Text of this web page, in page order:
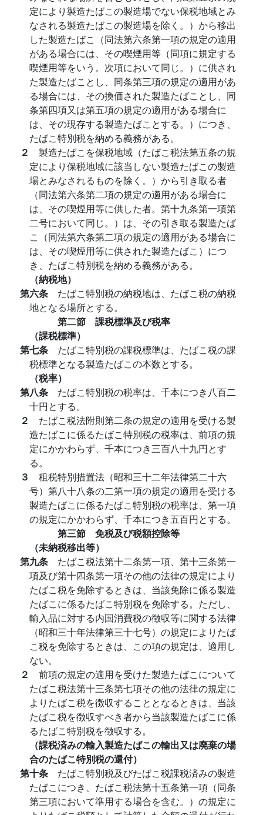
定により製造たばこの製造場でない保税地域とみ
なされる製造たばこの製造場を除く。）から移出
した製造たばこ（同法第六条第一項の規定の適用
がある場合には、その喫煙用等（同項に規定する
喫煙用等をいう。次項において同じ。）に供され
た製造たばことし、同条第三項の規定の適用があ
る場合には、その換価された製造たばことし、同
条第四項又は第五項の規定の適用がある場合に
は、その現存する製造たばことする。）につき、
たばこ特別税を納める義務がある。
２ 製造たばこを保税地域（たばこ税法第五条の規
定により保税地域に該当しない製造たばこの製造
場とみなされるものを除く。）から引き取る者
（同法第六条第二項の規定の適用がある場合に
は、その喫煙用等に供した者。第十九条第一項第
二号において同じ。）は、その引き取る製造たば
こ（同法第六条第二項の規定の適用がある場合に
は、その喫煙用等に供された製造たばこ）につ
き、たばこ特別税を納める義務がある。
（納税地）
第六条 たばこ特別税の納税地は、たばこ税の納税
地となる場所とする。
第二節 課税標準及び税率
（課税標準）
第七条 たばこ特別税の課税標準は、たばこ税の課
税標準となる製造たばこの本数とする。
（税率）
第八条 たばこ特別税の税率は、千本につき八百二
十円とする。
２ たばこ税法附則第二条の規定の適用を受ける製
造たばこに係るたばこ特別税の税率は、前項の規
定にかかわらず、千本につき三百八十九円とす
る。
３ 租税特別措置法（昭和三十二年法律第二十六
号）第八十八条の二第一項の規定の適用を受ける
製造たばこに係るたばこ特別税の税率は、第一項
の規定にかかわらず、千本につき五百円とする。
第三節 免税及び税額控除等
（未納税移出等）
第九条 たばこ税法第十二条第一項、第十三条第一
項及び第十四条第一項その他の法律の規定により
たばこ税を免除するときは、当該免除に係る製造
たばこに係るたばこ特別税を免除する。ただし、
輸入品に対する内国消費税の徴収等に関する法律
（昭和三十年法律第三十七号）の規定によりたば
こ税を免除するときは、この項の規定は、適用し
ない。
２ 前項の規定の適用を受けた製造たばこについて
たばこ税法第十三条第七項その他の法律の規定に
よりたばこ税を徴収することとなるときは、当該
たばこ税を徴収すべき者から当該製造たばこに係
るたばこ特別税を徴収する。
（課税済みの輸入製造たばこの輸出又は廃棄の場
合のたばこ特別税の還付）
第十条 たばこ特別税及びたばこ税課税済みの製造
たばこにつき、たばこ税法第十五条第一項（同条
第三項において準用する場合を含む。）の規定に